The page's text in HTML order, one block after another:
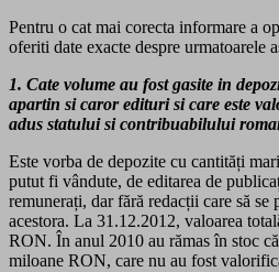
Pentru o cat mai corecta informare a
oferiti date exacte despre urmatoarele
1. Cate volume au fost gasite in
apartin si caror edituri si care este
adus statului si contribuabilului
Este vorba de depozite cu cantități
putut fi vândute, de editarea de
remunerați, dar fără redacții care să se
acestora. La 31.12.2012, valoarea
RON. În anul 2010 au rămas în stoc
miloane RON, care nu au fost